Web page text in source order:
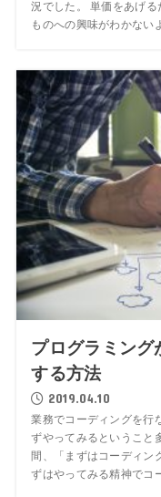
況でした。 単価をあげ
ものへの興味がわかない
プログラミング
する方法
2019.04.10
業務でコーディングを行
ずやってみるということ
間、「まずはコーディン
ずはやってみる精神でコ